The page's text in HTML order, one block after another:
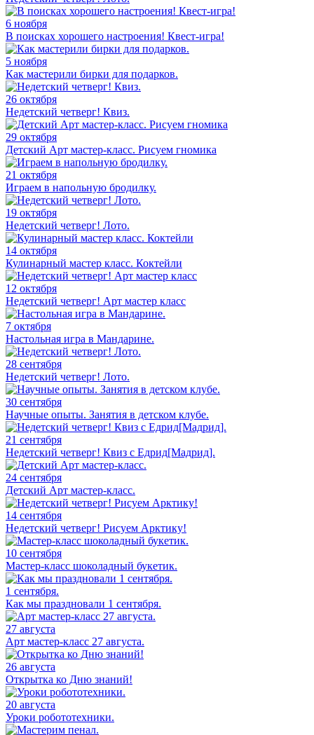
6 ноября
В поисках хорошего настроения! Квест-игра!
5 ноября
Как мастерили бирки для подарков.
26 октября
Недетский четверг! Квиз.
29 октября
Детский Арт мастер-класс. Рисуем гномика
21 октября
Играем в напольную бродилку.
19 октября
Недетский четверг! Лото.
14 октября
Кулинарный мастер класс. Коктейли
12 октября
Недетский четверг! Арт мастер класс
7 октября
Настольная игра в Мандарине.
28 сентября
Недетский четверг! Лото.
30 сентября
Научные опыты. Занятия в детском клубе.
21 сентября
Недетский четверг! Квиз с Едрид[Мадрид].
24 сентября
Детский Арт мастер-класс.
14 сентября
Недетский четверг! Рисуем Арктику!
10 сентября
Мастер-класс шоколадный букетик.
1 сентября.
Как мы праздновали 1 сентября.
27 августа
Арт мастер-класс 27 августа.
26 августа
Открытка ко Дню знаний!
20 августа
Уроки робототехники.